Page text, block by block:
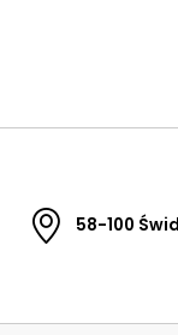
58-100